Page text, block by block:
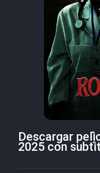
Descargar
2025 con